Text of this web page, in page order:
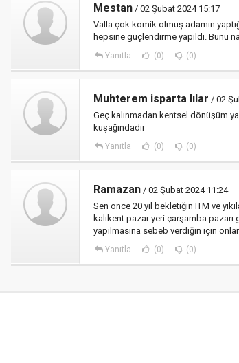
Mestan / 02 Şubat 2024 15:17
Valla çok komik olmuş adamın
hepsine güçlendirme yapıldı. Bunu
Yanıtla (0) (0)
Muhterem isparta lılar / 02
Geç kalınmadan kentsel dönüşüm
kuşağındadır
Yanıtla (0) (0)
Ramazan / 02 Şubat 2024 11:24
Sen önce 20 yıl bekletiğin ITM ve
kalıkent pazar yeri çarşamba
yapılmasına sebeb verdiğin için
Yanıtla (0) (0)